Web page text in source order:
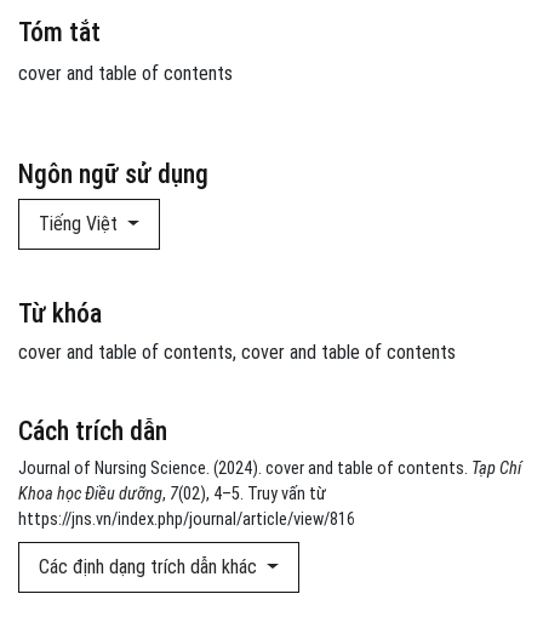
Ngôn ngữ sử dụng
Tiếng Việt
Cách trích dẫn
Journal of Nursing Science. (2024). cover and table of contents. Tạp Chí
Khoa học Điều dưỡng, 7(02), 4–5. Truy vấn từ
https://jns.vn/index.php/journal/article/view/816
Các định dạng trích dẫn khác
Tóm tắt
cover and table of contents
Từ khóa
cover and table of contents cover and table of contents